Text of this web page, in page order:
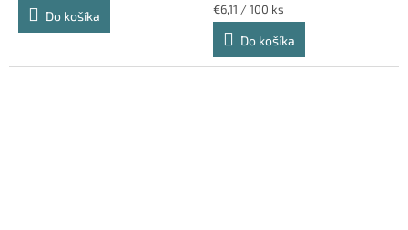
Do košíka
Jednotková
cena:
€6,11 / 100 ks
Do košíka